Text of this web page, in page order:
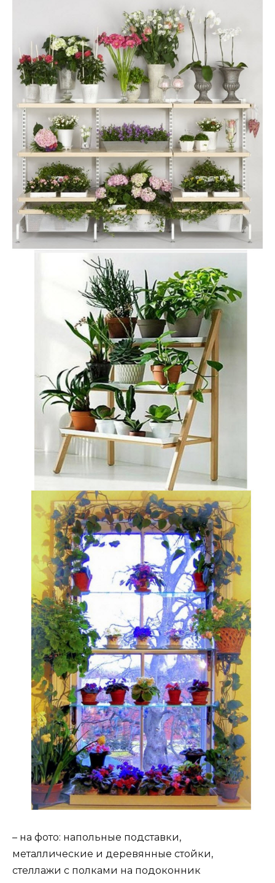
– на фото: напольные подставки,
металлические и деревянные стойки,
стеллажи с полками на подоконник